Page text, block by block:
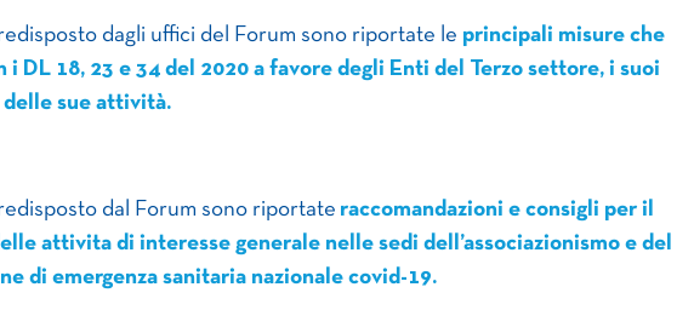
dagli uffici del Forum sono riportate le principali misure che
DL 18, 23 e 34 del 2020 a favore degli Enti del Terzo settore, i suoi
sue attività.
dal Forum sono riportate raccomandazioni e consigli per il
attivita di interesse generale nelle sedi dell’associazionismo e del
di emergenza sanitaria nazionale covid-19.